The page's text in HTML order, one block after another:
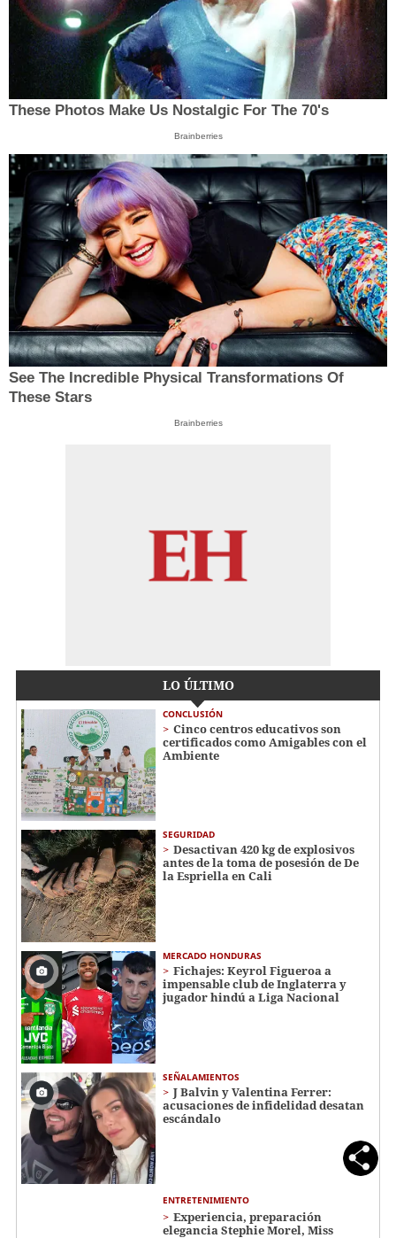
These Photos Make Us Nostalgic For The 70's
Brainberries
See The Incredible Physical Transformations Of
These Stars
Brainberries
LO ÚLTIMO
CONCLUSIÓN
Cinco centros educativos son
certificados como Amigables con el
Ambiente
SEGURIDAD
Desactivan 420 kg de explosivos
antes de la toma de posesión de De
la Espriella en Cali
MERCADO HONDURAS
Fichajes: Keyrol Figueroa a
impensable club de Inglaterra y
jugador hindú a Liga Nacional
SEÑALAMIENTOS
J Balvin y Valentina Ferrer:
acusaciones de infidelidad desatan
escándalo
ENTRETENIMIENTO
Experiencia, preparación
elegancia Stephie Morel, Miss